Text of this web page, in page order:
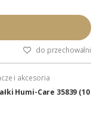
małej wilgotności
(zimą).
jest na sucho
że przed użyciem należy
utrzymanie
(70%).
2...
do przechowalni
i akcesoria
Humi-Care 35839 (10